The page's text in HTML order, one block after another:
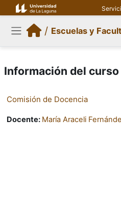
Salta al contenido principal
Panel lateral
/
Información del curso
Comisión de Docencia
Docente: María Araceli